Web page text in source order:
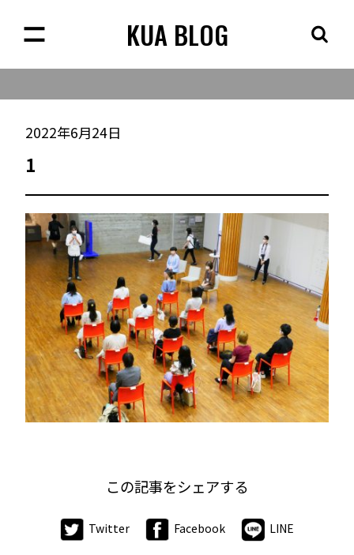
KUA BLOG
2022年6月24日
1
この記事をシェアする
Twitter Facebook LINE